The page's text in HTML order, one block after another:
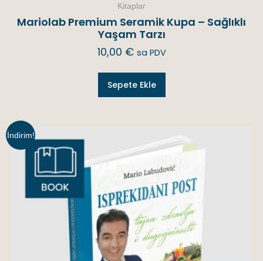
Kitaplar
Mariolab Premium Seramik Kupa – Sağlıklı
Yaşam Tarzı
10,00 € sa PDV
Sepete Ekle
İndirim!